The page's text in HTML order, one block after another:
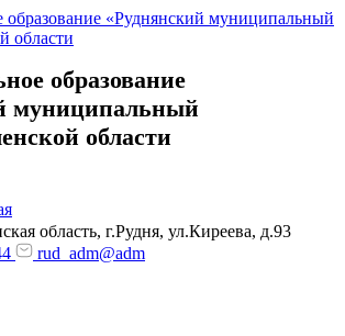
образование
муниципальный
области
область, г.Рудня, ул.Киреева, д.93
rud_adm@adm